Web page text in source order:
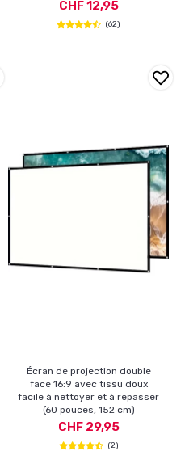
CHF 12,95
(62)
Écran de projection double
face 16:9 avec tissu doux
facile à nettoyer et à repasser
(60 pouces, 152 cm)
CHF 29,95
(2)